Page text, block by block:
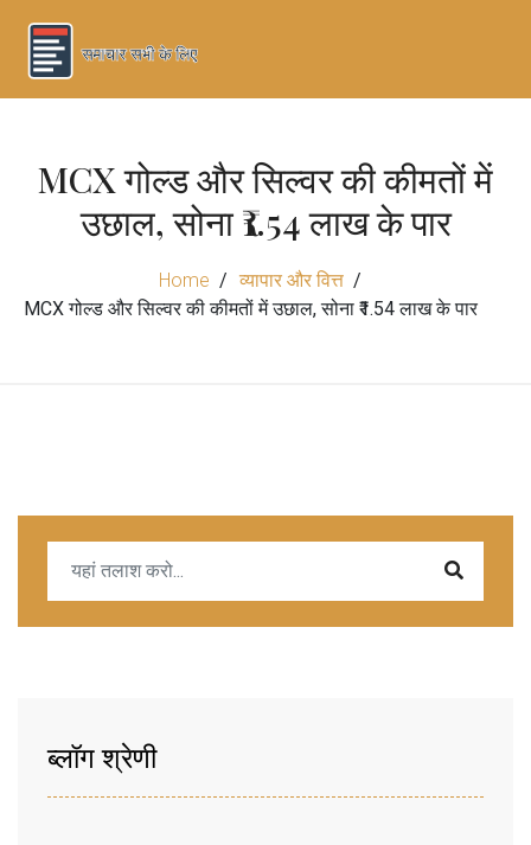
MCX गोल्ड और सिल्वर की कीमतों में
उछाल, सोना ₹1.54 लाख के पार
Home
व्यापार और वित्त
MCX गोल्ड और सिल्वर की कीमतों में उछाल, सोना ₹1.54 लाख के पार
ब्लॉग श्रेणी